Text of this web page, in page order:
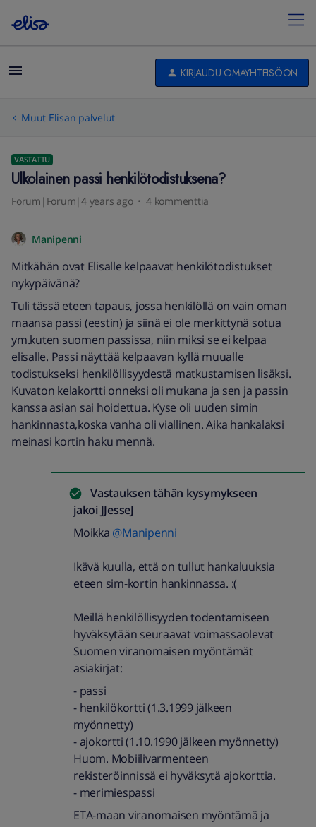
KIRJAUDU OMAYHTEISÖÖN
Muut Elisan palvelut
VASTATTU
Ulkolainen passi henkilötodistuksena?
Forum|Forum|4 years ago 4 kommenttia
Manipenni
Mitkähän ovat Elisalle kelpaavat henkilötodistukset
nykypäivänä?
Tuli tässä eteen tapaus, jossa henkilöllä on vain oman
maansa passi (eestin) ja siinä ei ole merkittynä sotua
ym.kuten suomen passissa, niin miksi se ei kelpaa
elisalle. Passi näyttää kelpaavan kyllä muualle
todistukseksi henkilöllisyydestä matkustamisen lisäksi.
Kuvaton kelakortti onneksi oli mukana ja sen ja passin
kanssa asian sai hoidettua. Kyse oli uuden simin
hankinnasta,koska vanha oli viallinen. Aika hankalaksi
meinasi kortin haku mennä.
Vastauksen tähän kysymykseen
jakoi JJesseJ
Moikka @Manipenni
Ikävä kuulla, että on tullut hankaluuksia
eteen sim-kortin hankinnassa. :(
Meillä henkilöllisyyden todentamiseen
hyväksytään seuraavat voimassaolevat
Suomen viranomaisen myöntämät
asiakirjat:
- passi
- henkilökortti (1.3.1999 jälkeen
myönnetty)
- ajokortti (1.10.1990 jälkeen myönnetty)
Huom. Mobiilivarmenteen
rekisteröinnissä ei hyväksytä ajokorttia.
- merimiespassi
ETA-maan viranomaisen myöntämä ja